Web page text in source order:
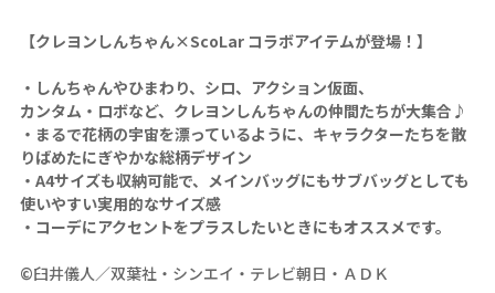
【クレヨンしんちゃん×ScoLar コラボアイテムが登場！】
・しんちゃんやひまわり、シロ、アクション仮面、
カンタム・ロボなど、クレヨンしんちゃんの仲間たちが大集合♪
・まるで花柄の宇宙を漂っているように、キャラクターたちを散
りばめたにぎやかな総柄デザイン
・A4サイズも収納可能で、メインバッグにもサブバッグとしても
使いやすい実用的なサイズ感
・コーデにアクセントをプラスしたいときにもオススメです。
©臼井儀人／双葉社・シンエイ・テレビ朝日・ＡＤＫ